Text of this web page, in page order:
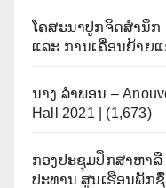
ໂຄສະນາປູກຈິດສຳນຶ
ແລະ ການເຄື່ອນຍ້າຍ
ນາງ ລຳພອນ –
Hall 2021 |
(1,673)
ກອງປະຊຸມປຶກສາຫາລື
ປະທານ ສູນເຮືອນພັກ